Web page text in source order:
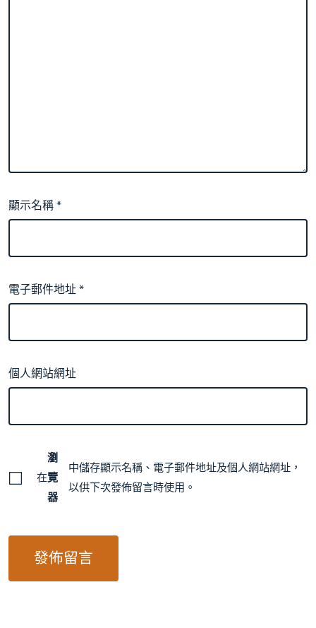
顯示名稱*
電子郵件地址*
個人網站網址
在
瀏
覽
器
中儲存顯示名稱、電子郵件地址及個人網站網址，
以供下次發佈留言時使用。